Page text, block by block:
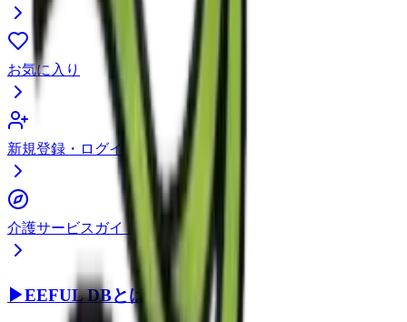
お気に入り
新規登録・ログイン
介護サービスガイド
▶EEFUL DBとは？